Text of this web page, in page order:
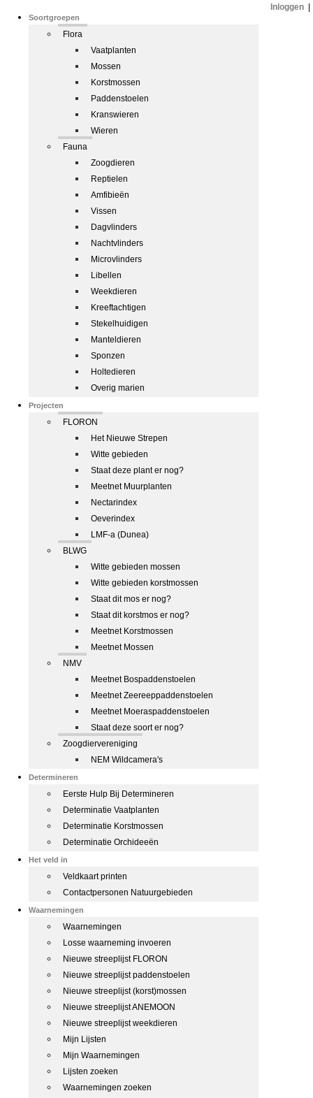
Soortgroepen
Flora
Vaatplanten
Mossen
Korstmossen
Paddenstoelen
Kranswieren
Wieren
Fauna
Zoogdieren
Reptielen
Amfibieën
Vissen
Dagvlinders
Nachtvlinders
Microvlinders
Libellen
Weekdieren
Kreeftachtigen
Stekelhuidigen
Manteldieren
Sponzen
Holtedieren
Overig marien
Projecten
FLORON
Het Nieuwe Strepen
Witte gebieden
Staat deze plant er nog?
Meetnet Muurplanten
Nectarindex
Oeverindex
LMF-a (Dunea)
BLWG
Witte gebieden mossen
Witte gebieden korstmossen
Staat dit mos er nog?
Staat dit korstmos er nog?
Meetnet Korstmossen
Meetnet Mossen
NMV
Meetnet Bospaddenstoelen
Meetnet Zeereeppaddenstoelen
Meetnet Moeraspaddenstoelen
Staat deze soort er nog?
Zoogdiervereniging
NEM Wildcamera's
Determineren
Eerste Hulp Bij Determineren
Determinatie Vaatplanten
Determinatie Korstmossen
Determinatie Orchideeën
Het veld in
Veldkaart printen
Contactpersonen Natuurgebieden
Waarnemingen
Waarnemingen
Losse waarneming invoeren
Nieuwe streeplijst FLORON
Nieuwe streeplijst paddenstoelen
Nieuwe streeplijst (korst)mossen
Nieuwe streeplijst ANEMOON
Nieuwe streeplijst weekdieren
Mijn Lijsten
Mijn Waarnemingen
Lijsten zoeken
Waarnemingen zoeken
Inloggen